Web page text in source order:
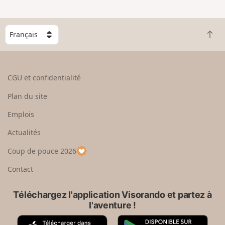
g
n
C
h
o
e
u
p
a
R
e
CGU et confidentialité
Plan du site
Emplois
Actualités
Coup de pouce 2026
Contact
Téléchargez l'application Visorando et partez à
l'aventure !
A G